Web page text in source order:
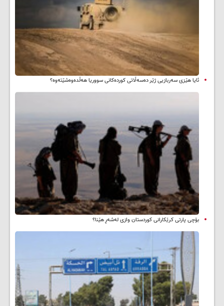
ئایا هێزی سەربازیی ژێر دەسەڵاتی کوردەکانی سووریا هەڵدەوەشێتەوە؟
بۆچی پارتی کرێکارانی کوردستان وازی لەشەڕ هێنا؟